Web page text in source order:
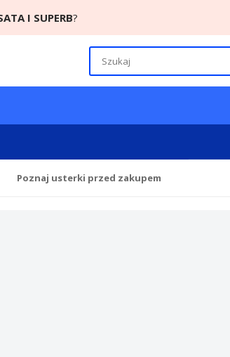
I SUPERB?
Poznaj usterki przed zakupem